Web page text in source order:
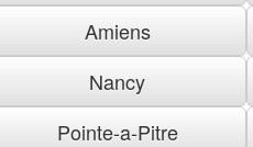
Amiens
Nancy
Pointe-a-Pitre